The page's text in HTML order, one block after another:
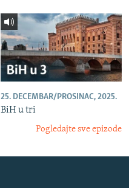
25. DECEMBAR/PROSINAC, 2025.
BiH u tri
Pogledajte sve epizode